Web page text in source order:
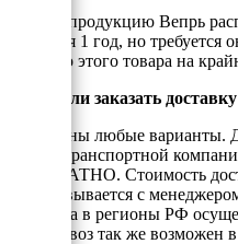
На всю продукцию Вепрь
гарантия 1 год, но требуется
качество этого товара на
Можно ли заказать
Возможны любые варианты.
или до транспортной
БЕСПЛАТНО. Стоимость
согласовывается с
МКАД, а в регионы РФ
Самовывоз так же возможен